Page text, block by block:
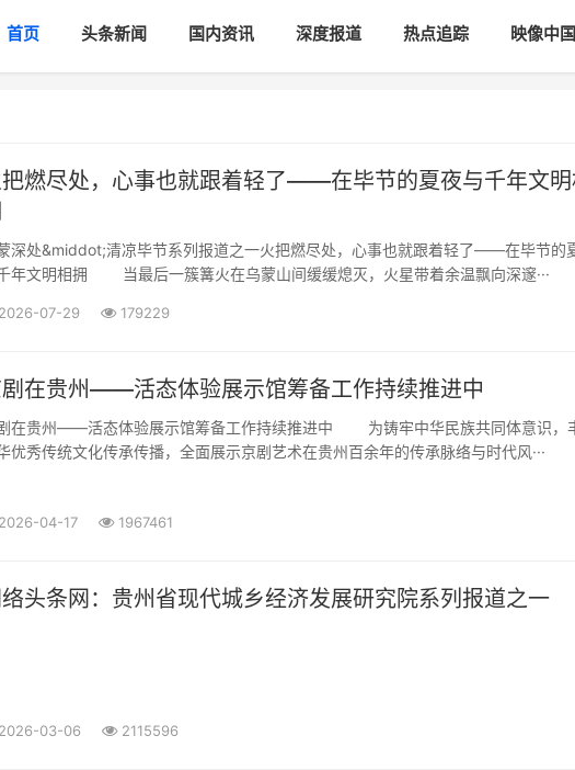
首页 头条新闻 国内资讯 深度报道 热点追踪 映像中国
燃尽处，心事也就跟着轻了——在毕节的夏夜与千年文明
深处&middot;清凉毕节系列报道之一火把燃尽处，心事也就跟着轻了——在毕节的
年文明相拥 当最后一簇篝火在乌蒙山间缓缓熄灭，火星带着余温飘向深邃···
07-29 179229
在贵州——活态体验展示馆筹备工作持续推进中
在贵州——活态体验展示馆筹备工作持续推进中 为铸牢中华民族共同体意识，
优秀传统文化传承传播，全面展示京剧艺术在贵州百余年的传承脉络与时代风···
04-17 1967461
络头条网：贵州省现代城乡经济发展研究院系列报道之一
年贵州省现代城乡经济发展研究院年会在贵阳隆重召开
03-06 2115596